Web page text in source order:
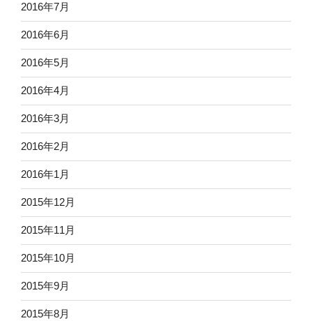
2016年7月
2016年6月
2016年5月
2016年4月
2016年3月
2016年2月
2016年1月
2015年12月
2015年11月
2015年10月
2015年9月
2015年8月